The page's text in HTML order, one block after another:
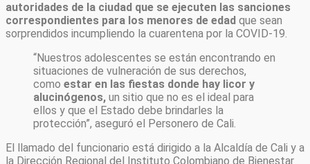
autoridades de la ciudad que se ejecuten las sanciones
correspondientes para los menores de edad que sean
sorprendidos incumpliendo la cuarentena por la COVID-19.
“Nuestros adolescentes se están encontrando en
situaciones de vulneración de sus derechos,
como estar en las fiestas donde hay licor y
alucinógenos, un sitio que no es el ideal para
ellos y que el Estado debe brindarles la
protección”, aseguró el Personero de Cali.
El llamado del funcionario está dirigido a la Alcaldía de Cali y a
la Dirección Regional del Instituto Colombiano de Bienestar